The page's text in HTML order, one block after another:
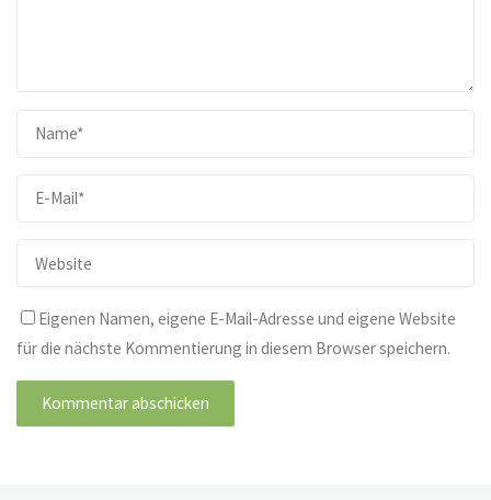
Eigenen Namen, eigene E-Mail-Adresse und eigene Website
für die nächste Kommentierung in diesem Browser speichern.